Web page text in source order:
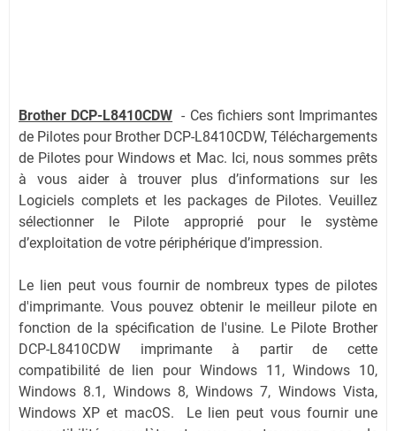
Brother DCP-L8410CDW - Ces fichiers sont Imprimantes
de Pilotes pour Brother DCP-L8410CDW, Téléchargements
de Pilotes pour Windows et Mac. Ici, nous sommes prêts
à vous aider à trouver plus d’informations sur les
Logiciels complets et les packages de Pilotes. Veuillez
sélectionner le Pilote approprié pour le système
d’exploitation de votre périphérique d’impression.
Le lien peut vous fournir de nombreux types de pilotes
d'imprimante. Vous pouvez obtenir le meilleur pilote en
fonction de la spécification de l'usine. Le Pilote Brother
DCP-L8410CDW imprimante à partir de cette
compatibilité de lien pour Windows 11, Windows 10,
Windows 8.1, Windows 8, Windows 7, Windows Vista,
Windows XP et macOS. Le lien peut vous fournir une